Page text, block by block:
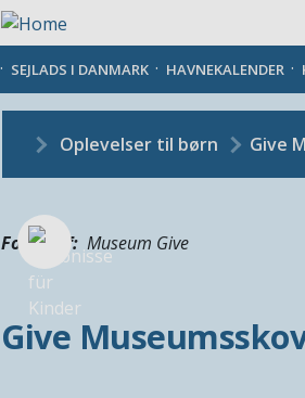
SEJLADS I DANMARK HAVNEKALENDER
Oplevelser til børn Give
Fotograf Museum Give
Give